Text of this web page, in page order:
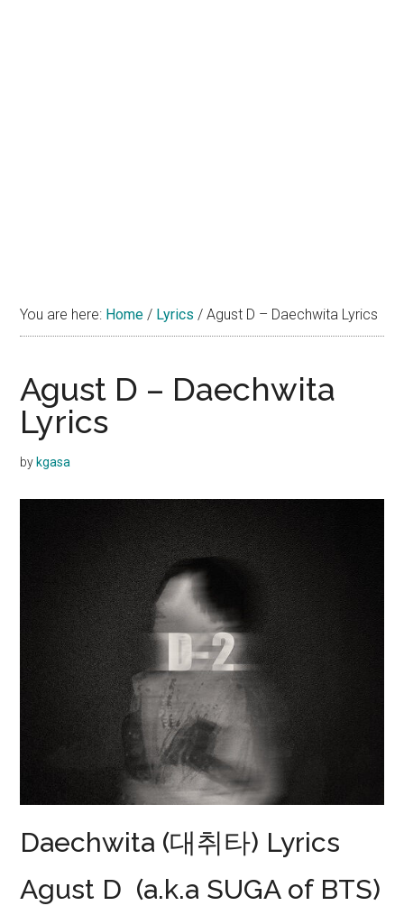
You are here: Home / Lyrics / Agust D – Daechwita Lyrics
Agust D – Daechwita
Lyrics
by kgasa
Daechwita (대취타) Lyrics
Agust D (a.k.a SUGA of BTS)